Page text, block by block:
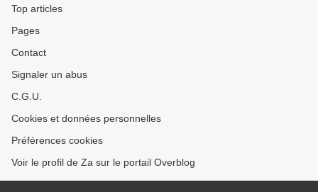
Top articles
Pages
Contact
Signaler un abus
C.G.U.
Cookies et données personnelles
Préférences cookies
Voir le profil de Za sur le portail Overblog